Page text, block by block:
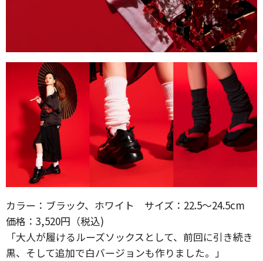
カラー：ブラック、ホワイト サイズ：22.5～24.5cm
価格：3,520円（税込)
「大人が履けるルーズソックスとして、前回に引き続き
黒、そして追加で白バージョンも作りました。」